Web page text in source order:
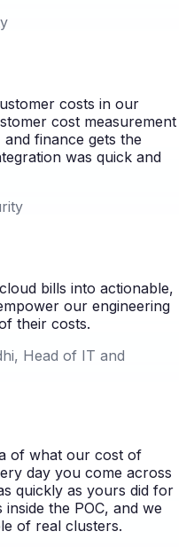
costs in our
cost measurement
finance gets the
was quick and
bills into actionable,
our engineering
their costs.
Head of IT and
of what our cost of
day you come across
quickly as yours did for
the POC, and we
of real clusters.